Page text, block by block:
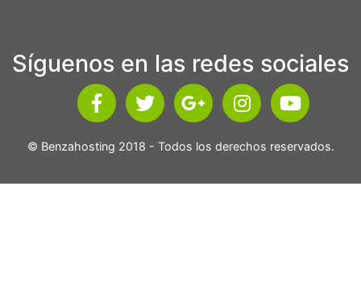
Síguenos en las redes sociales
© Benzahosting 2018 - Todos los derechos reservados.